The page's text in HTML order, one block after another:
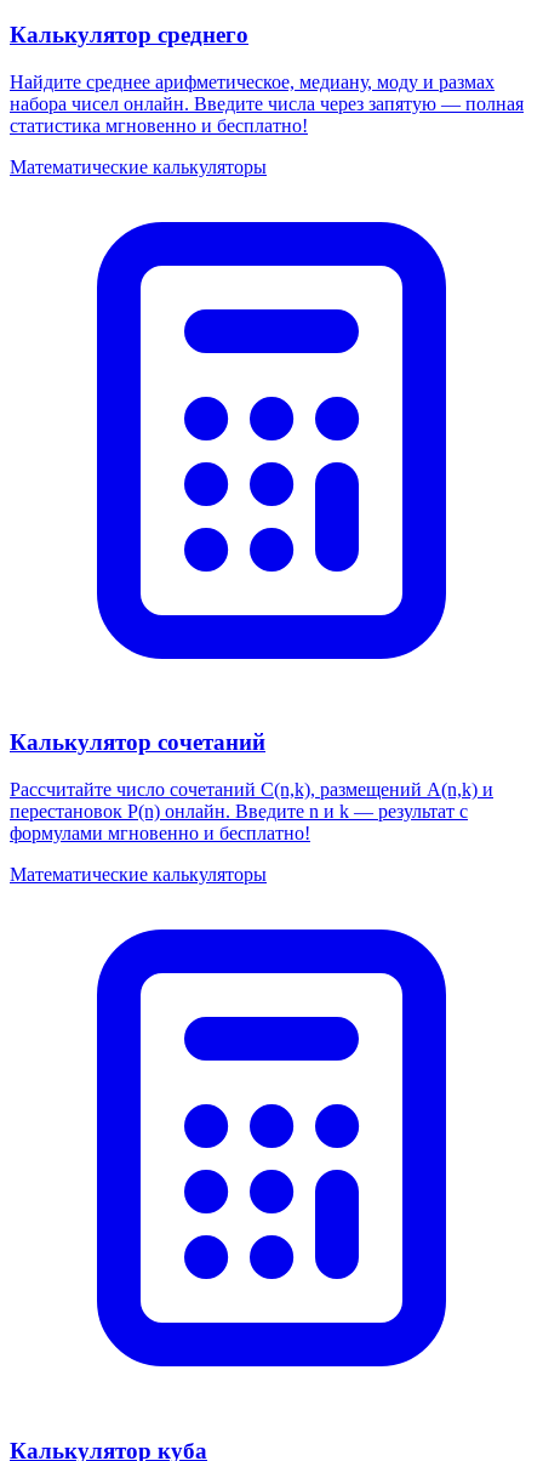
Калькулятор среднего
Найдите среднее арифметическое, медиану, моду и размах
набора чисел онлайн. Введите числа через запятую — полная
статистика мгновенно и бесплатно!
Математические калькуляторы
Калькулятор сочетаний
Рассчитайте число сочетаний C(n,k), размещений A(n,k) и
перестановок P(n) онлайн. Введите n и k — результат с
формулами мгновенно и бесплатно!
Математические калькуляторы
Калькулятор куба